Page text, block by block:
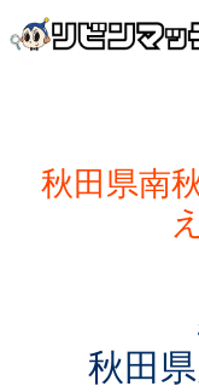
秋田県南
秋田県